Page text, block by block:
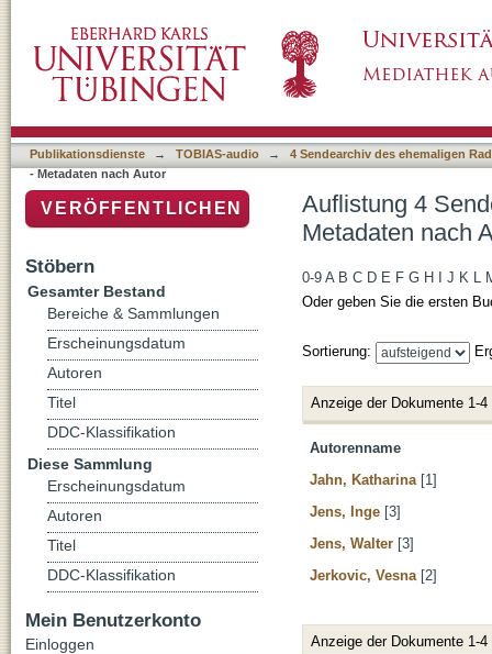
Publikationsdienste → TOBIAS-audio →
4 Sendearchiv des ehemaligen
- Metadaten nach Autor
Auflistung 4
Metadaten nach
0-9 A B C D E F G H J K L
Oder geben Sie die ersten
Sortierung:
Anzeige der Dokumente 1-4
Autorenname
Jahn, Katharina [1]
Jens, Inge [3]
Jens, Walter [3]
Jerkovic, Vesna [2]
Anzeige der Dokumente 1-4
VERÖFFENTLICHEN
Stöbern
Gesamter Bestand
Bereiche & Sammlungen
Erscheinungsdatum
Autoren
Titel
DDC-Klassifikation
Diese Sammlung
Erscheinungsdatum
Autoren
Titel
DDC-Klassifikation
Mein Benutzerkonto
Einloggen